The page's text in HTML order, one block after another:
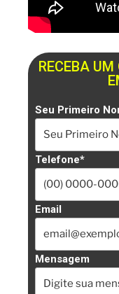
RECEBA
Seu Primeiro
Telefone*
Email
Mensagem